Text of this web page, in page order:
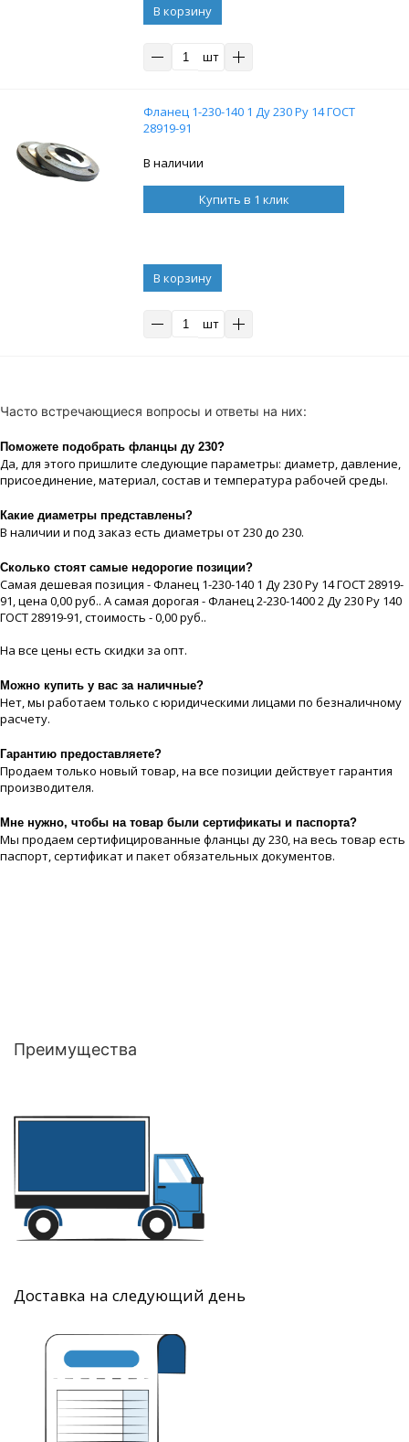
В корзину
шт
Фланец 1-230-140 1 Ду 230 Ру 14 ГОСТ
28919-91
В наличии
Купить в 1 клик
В корзину
шт
Часто встречающиеся вопросы и ответы на них:
Поможете подобрать фланцы ду 230?
Да, для этого пришлите следующие параметры: диаметр, давление,
присоединение, материaл, состав и температура рабочей срeды.
Какие диaметры представлены?
В наличии и под заказ есть диaметры от 230 до 230.
Сколько стоят самые недорогие позиции?
Самая дешевая позиция - Фланец 1-230-140 1 Ду 230 Ру 14 ГОСТ 28919-
91, цeна 0,00 руб.. А самая дорогая - Фланец 2-230-1400 2 Ду 230 Ру 140
ГОСТ 28919-91, стоимость - 0,00 руб..
На все цeны есть скидки за опт.
Можно купить у вас за наличные?
Нет, мы работаем только с юридическими лицами по безналичному
расчету.
Гарантию предоставляете?
Продаем только новый товар, на все позиции действует гарантия
производителя.
Мне нужно, чтобы на товар были сертификаты и паспорта?
Мы продаем сертифицированные фланцы ду 230, на весь товар есть
паспорт, сертификат и пакет обязательных документов.
Преимущества
Доставка на следующий день